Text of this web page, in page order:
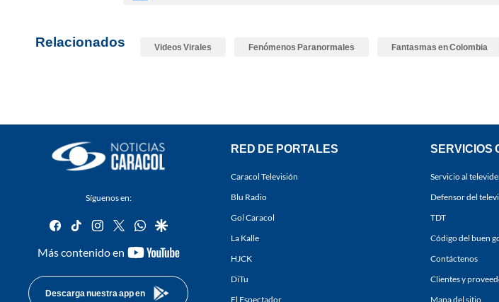
Relacionados Videos Virales Fenómenos Paranormales Fantasmas en Colombia
Síguenos en:
facebook
tiktok instagram
twitterwhatsapp
google
Más contenido en
youtube-
Descarga nuestra app en
RED DE PORTALES
Caracol Televisión
Blu Radio
Gol Caracol
La Kalle
HJCK
DiTu
El Espectador
SERVICIOS
Servicio al
Defensor del
TDT
Código del buen
Contáctenos
Clientes y
Mapa del sitio